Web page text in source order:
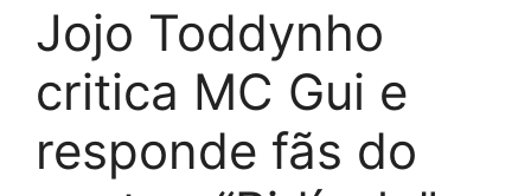
Jojo Toddynho
critica MC Gui e
responde fãs do